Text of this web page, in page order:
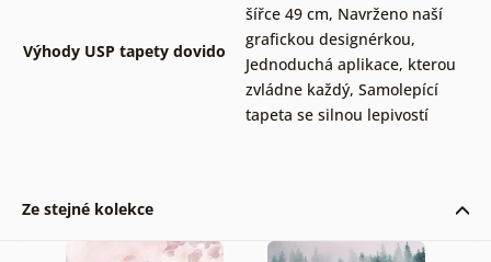
Výhody USP tapety dovido
šířce 49 cm, Navrženo naší
grafickou designérkou,
Jednoduchá aplikace, kterou
zvládne každý, Samolepící
tapeta se silnou lepivostí
Ze stejné kolekce